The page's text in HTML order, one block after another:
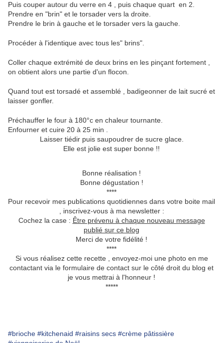
Puis couper autour du verre en 4 , puis chaque quart en 2.
Prendre en "brin" et le torsader vers la droite.
Prendre le brin à gauche et le torsader vers la gauche.
Procéder à l'identique avec tous les" brins".
Coller chaque extrémité de deux brins en les pinçant fortement ,
on obtient alors une partie d'un flocon.
Quand tout est torsadé et assemblé , badigeonner de lait sucré et
laisser gonfler.
Préchauffer le four à 180°c en chaleur tournante.
Enfourner et cuire 20 à 25 min .
Laisser tiédir puis saupoudrer de sucre glace.
Elle est jolie est super bonne !!
Bonne réalisation !
Bonne dégustation !
****
Pour recevoir mes publications quotidiennes dans votre boite mail
, inscrivez-vous à ma newsletter :
Cochez la case : Être prévenu à chaque nouveau message
publié sur ce blog
Merci de votre fidélité !
****
Si vous réalisez cette recette , envoyez-moi une photo en me
contactant via le formulaire de contact sur le côté droit du blog et
je vous mettrai à l'honneur !
*****
#brioche #kitchenaid #raisins secs #crème pâtissière